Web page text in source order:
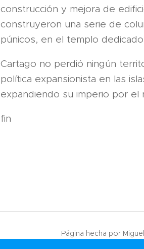
construcción y mejora de
construyeron una serie de
púnicos, en el templo
Cartago no perdió ningún
política expansionista en las
expandiendo su imperio por el
fin
Página hecha por